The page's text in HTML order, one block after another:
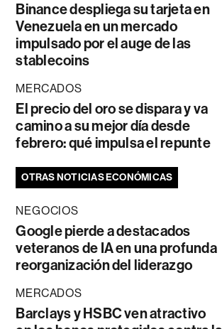
Binance despliega su tarjeta en
Venezuela en un mercado
impulsado por el auge de las
stablecoins
MERCADOS
El precio del oro se dispara y va
camino a su mejor día desde
febrero: qué impulsa el repunte
OTRAS NOTICIAS ECONÓMICAS
NEGOCIOS
Google pierde a destacados
veteranos de IA en una profunda
reorganización del liderazgo
MERCADOS
Barclays y HSBC ven atractivo